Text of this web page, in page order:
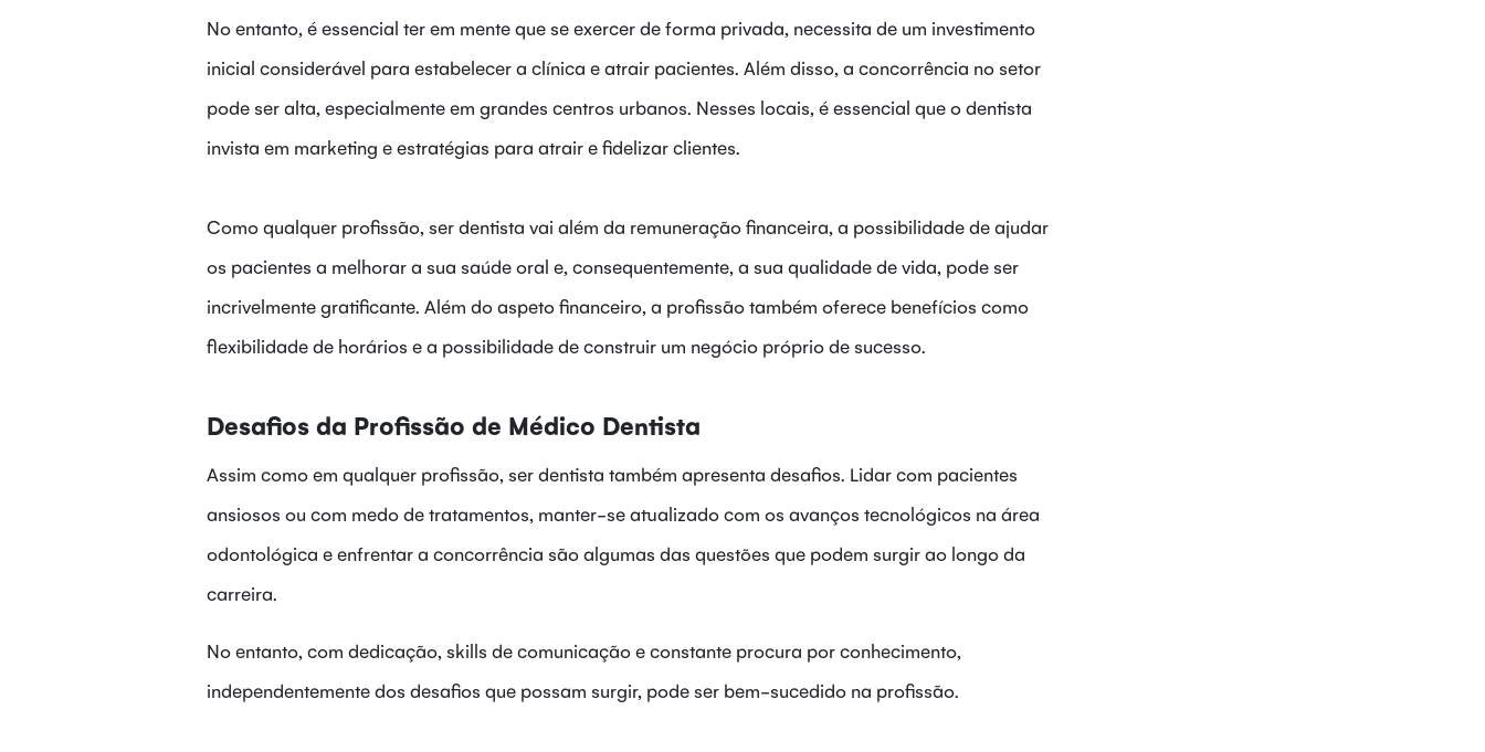
No entanto, é essencial ter em mente que se exercer de forma privada, necessita de um investimento
inicial considerável para estabelecer a clínica e atrair pacientes. Além disso, a concorrência no setor
pode ser alta, especialmente em grandes centros urbanos. Nesses locais, é essencial que o dentista
invista em marketing e estratégias para atrair e fidelizar clientes.
Como qualquer profissão, ser dentista vai além da remuneração financeira, a possibilidade de ajudar
os pacientes a melhorar a sua saúde oral e, consequentemente, a sua qualidade de vida, pode ser
incrivelmente gratificante. Além do aspeto financeiro, a profissão também oferece benefícios como
flexibilidade de horários e a possibilidade de construir um negócio próprio de sucesso.
Desafios da Profissão de Médico Dentista
Assim como em qualquer profissão, ser dentista também apresenta desafios. Lidar com pacientes
ansiosos ou com medo de tratamentos, manter-se atualizado com os avanços tecnológicos na área
odontológica e enfrentar a concorrência são algumas das questões que podem surgir ao longo da
carreira.
No entanto, com dedicação, skills de comunicação e constante procura por conhecimento,
independentemente dos desafios que possam surgir, pode ser bem-sucedido na profissão.